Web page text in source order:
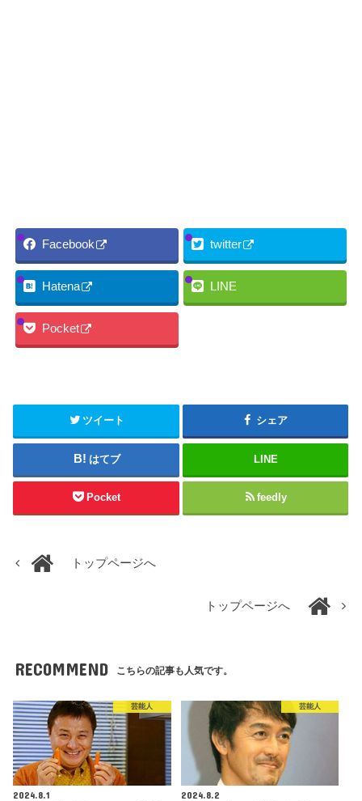
Facebook twitter
Hatena LINE
Pocket
ツイート シェア
はてブ LINE
Pocket feedly
トップページへ
トップページへ
RECOMMEND こちらの記事も人気です。
芸能人
2024.8.1
芸能人
2024.8.2